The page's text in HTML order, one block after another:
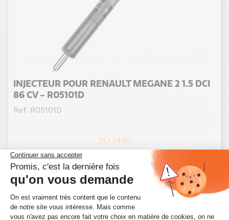
INJECTEUR POUR RENAULT MEGANE 2 1.5 DCI
86 CV - R05101D
Ref. R05101D
79,17 € HT
95,00 €TTC
En stock